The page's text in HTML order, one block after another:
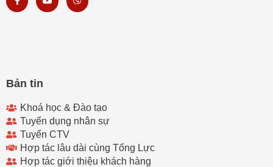
a
c
o
u
i
b
Bản tin
Khoá học & Đào tạo
Tuyển dụng nhân sự
Tuyển CTV
Hợp tác lâu dài cùng Tổng Lực
Hợp tác giới thiệu khách hàng